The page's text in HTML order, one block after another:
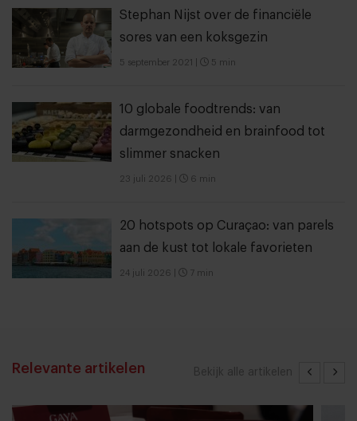
Stephan Nijst over de financiële
sores van een koksgezin
5 september 2021 5 min
10 globale foodtrends: van
darmgezondheid en brainfood tot
slimmer snacken
23 juli 2026 6 min
20 hotspots op Curaçao: van parels
aan de kust tot lokale favorieten
24 juli 2026 7 min
Bekijk alle artikelen
Relevante artikelen